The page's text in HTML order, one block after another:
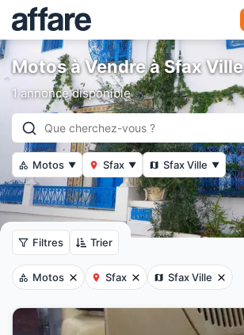
Motos à Vendre à Sfax Ville
1 annonce disponible
Motos ▼ Sfax ▼ Sfax Ville ▼
Filtres Trier
Motos Sfax Sfax Ville